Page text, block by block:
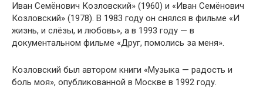
Иван Семёнович Козловский» (1960) и «Иван Семёнович
Козловский» (1978). В 1983 году он снялся в фильме «И
жизнь, и слёзы, и любовь», а в 1993 году — в
документальном фильме «Друг, помолись за меня».
Козловский был автором книги «Музыка — радость и
боль моя», опубликованной в Москве в 1992 году.